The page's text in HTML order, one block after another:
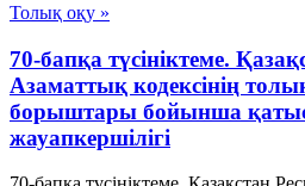
Толық оқу »
70-бапқа түсініктеме.
Азаматтық кодексінің толық
борыштары бойынша
жауапкершілігі